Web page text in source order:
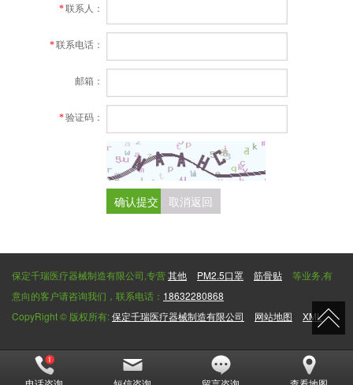
*联系人：
*联系电话：
邮箱：
*验证码：
确认提交 取消返回
保定千瑞医疗器械制造有限公司,专营其他 PM2.5口罩 筋骨贴
等业务,有
意向的客户请咨询我们，联系电话： 18632280868
CopyRight © 版权所有:保定千瑞医疗器械制造有限公司 网站地图 XML